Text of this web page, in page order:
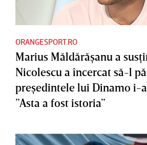
ORANGESPORT.RO
Marius Măldărăşanu a
Nicolescu a încercat să-l
preşedintele lui Dinamo i-
”Asta a fost istoria”